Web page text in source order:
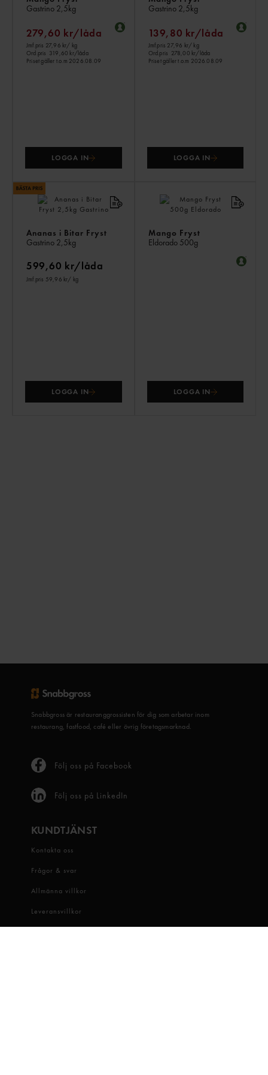
Gastrino 2,5kg
279,60 kr/låda
Jmf.pris 27,96 kr/ kg
Ord.pris 319,60 kr/låda
Priset gäller t.o.m 2026.08.09
LOGGA IN
Gastrino 2,5kg
139,80 kr/låda
Jmf.pris 27,96 kr/ kg
Ord.pris 278,00 kr/låda
Priset gäller t.o.m 2026.08.09
LOGGA IN
Ananas i Bitar Fryst
Gastrino 2,5kg
599,60 kr/låda
Jmf.pris 59,96 kr/ kg
LOGGA IN
Mango Fryst
Eldorado 500g
LOGGA IN
Snabbgross är restauranggrossisten för dig som arbetar inom
restaurang, fastfood, café eller övrig företagsmarknad.
Följ oss på Facebook
Följ oss på LinkedIn
KUNDTJÄNST
Kontakta oss
Frågor & svar
Allmänna villkor
Leveransvillkor